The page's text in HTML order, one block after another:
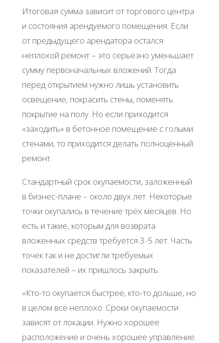
Итоговая сумма зависит от торгового центра
и состояния арендуемого помещения. Если
от предыдущего арендатора остался
неплохой ремонт – это серьёзно уменьшает
сумму первоначальных вложений. Тогда
перед открытием нужно лишь установить
освещение, покрасить стены, поменять
покрытие на полу. Но если приходится
«заходить» в бетонное помещение с голыми
стенами, то приходится делать полноценный
ремонт.
Стандартный срок окупаемости, заложенный
в бизнес-плане – около двух лет. Некоторые
точки окупались в течение трёх месяцев. Но
есть и такие, которым для возврата
вложенных средств требуется 3-5 лет. Часть
точек так и не достигли требуемых
показателей – их пришлось закрыть.
«Кто-то окупается быстрее, кто-то дольше, но
в целом всё неплохо. Сроки окупаемости
зависят от локации. Нужно хорошее
расположение и очень хорошее управление.